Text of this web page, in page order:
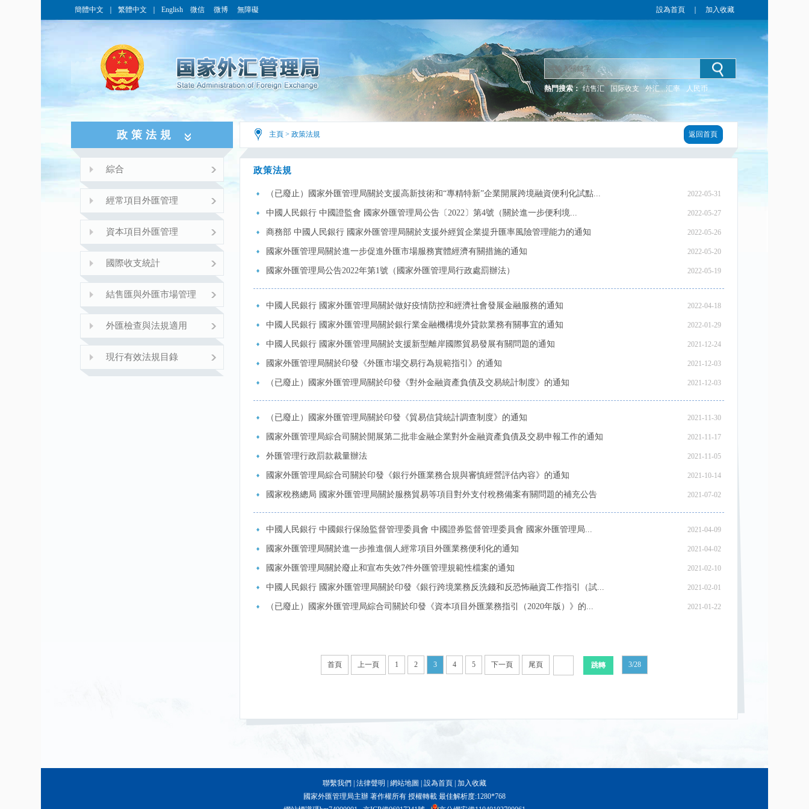
簡體中文 繁體中文 English 微信 微博 無障礙 設為首頁 加入收藏
熱門搜索： 结售汇 国际收支 外汇 汇率 人民币
政策法規
綜合
經常項目外匯管理
資本項目外匯管理
國際收支統計
結售匯與外匯市場管理
外匯檢查與法規適用
現行有效法規目錄
主頁 > 政策法規 返回首頁
政策法規
（已廢止）國家外匯管理局關於支援高新技術和“專精特新”企業開展跨境融資便利化試點... 2022-05-31
中國人民銀行 中國證監會 國家外匯管理局公告〔2022〕第4號（關於進一步便利境... 2022-05-27
商務部 中國人民銀行 國家外匯管理局關於支援外經貿企業提升匯率風險管理能力的通知 2022-05-26
國家外匯管理局關於進一步促進外匯市場服務實體經濟有關措施的通知 2022-05-20
國家外匯管理局公告2022年第1號（國家外匯管理局行政處罰辦法） 2022-05-19
中國人民銀行 國家外匯管理局關於做好疫情防控和經濟社會發展金融服務的通知 2022-04-18
中國人民銀行 國家外匯管理局關於銀行業金融機構境外貸款業務有關事宜的通知 2022-01-29
中國人民銀行 國家外匯管理局關於支援新型離岸國際貿易發展有關問題的通知 2021-12-24
國家外匯管理局關於印發《外匯市場交易行為規範指引》的通知 2021-12-03
（已廢止）國家外匯管理局關於印發《對外金融資產負債及交易統計制度》的通知 2021-12-03
（已廢止）國家外匯管理局關於印發《貿易信貸統計調查制度》的通知 2021-11-30
國家外匯管理局綜合司關於開展第二批非金融企業對外金融資產負債及交易申報工作的通知 2021-11-17
外匯管理行政罰款裁量辦法 2021-11-05
國家外匯管理局綜合司關於印發《銀行外匯業務合規與審慎經營評估內容》的通知 2021-10-14
國家稅務總局 國家外匯管理局關於服務貿易等項目對外支付稅務備案有關問題的補充公告 2021-07-02
中國人民銀行 中國銀行保險監督管理委員會 中國證券監督管理委員會 國家外匯管理局... 2021-04-09
國家外匯管理局關於進一步推進個人經常項目外匯業務便利化的通知 2021-04-02
國家外匯管理局關於廢止和宣布失效7件外匯管理規範性檔案的通知 2021-02-10
中國人民銀行 國家外匯管理局關於印發《銀行跨境業務反洗錢和反恐怖融資工作指引（試... 2021-02-01
（已廢止）國家外匯管理局綜合司關於印發《資本項目外匯業務指引（2020年版）》的... 2021-01-22
首頁 上一頁 1 2 3 4 5 下一頁 尾頁 3/28
聯繫我們 法律聲明 網站地圖 設為首頁 加入收藏
國家外匯管理局主辦 著作權所有 授權轉載 最佳解析度:1280*768